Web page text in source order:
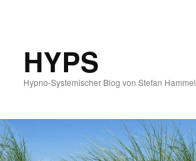
HYPS
Hypno-Systemischer Blog von Stefan Hammel